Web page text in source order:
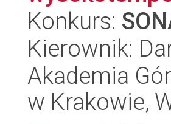
Konkurs:
Kierownik:
Akademia
w Krakowie,